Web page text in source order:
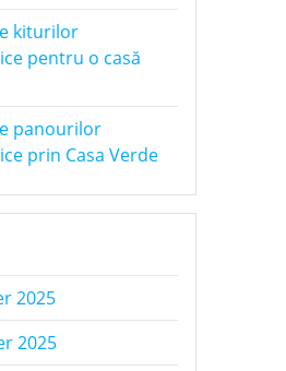
kiturilor
pentru o casă
panourilor
prin Casa Verde
2025
2025